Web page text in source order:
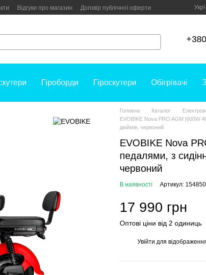
Відгуки про магазин Договір публічної оферти Укр
Гіроборди Гіроскутери Обігрівачі
Головна Каталог
EVOBIKE Nova PRO AGM |600W
дюймів, червоний
EVOBIKE Nova
педалями, з
червоний
В наявності Артикул: 154850
17 990 грн
Оптові ціни від 2 одиниць
Увійти для